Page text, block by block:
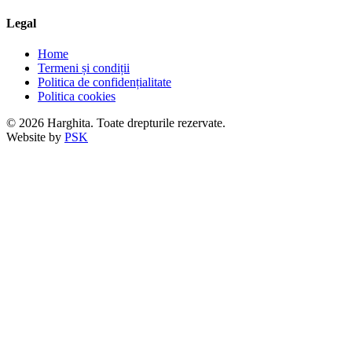
Legal
Home
Termeni și condiții
Politica de confidențialitate
Politica cookies
© 2026 Harghita. Toate drepturile rezervate.
Website by PSK